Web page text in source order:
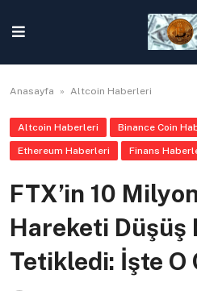
content
Anasayfa » Altcoin Haberleri
Altcoin Haberleri Binance Coin
Ethereum Haberleri Finans
FTX’in 10
Hareketi Düşüş
Tetikledi: İşte O